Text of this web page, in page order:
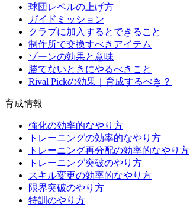
球団レベルの上げ方
ガイドミッション
クラブに加入するとできること
制作所で交換すべきアイテム
ゾーンの効果と意味
勝てないときにやるべきこと
Rival Pickの効果｜育成するべき？
育成情報
強化の効率的なやり方
トレーニングの効率的なやり方
トレーニング再分配の効率的なやり方
トレーニング突破のやり方
スキル変更の効率的なやり方
限界突破のやり方
特訓のやり方